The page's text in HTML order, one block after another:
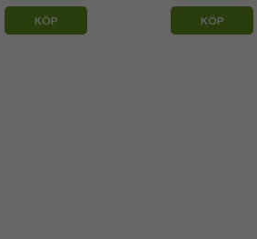
KÖP KÖP